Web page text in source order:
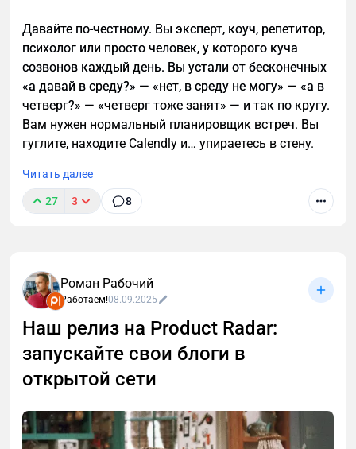
Давайте по-честному. Вы эксперт, коуч, репетитор,
психолог или просто человек, у которого куча
созвонов каждый день. Вы устали от бесконечных
«а давай в среду?» — «нет, в среду не могу» — «а в
четверг?» — «четверг тоже занят» — и так по кругу.
Вам нужен нормальный планировщик встреч. Вы
гуглите, находите Calendly и… упираетесь в стену.
Читать далее
27 3 8
Роман Рабочий
Работаем!08.09.2025
Наш релиз на Product Radar:
запускайте свои блоги в
открытой сети